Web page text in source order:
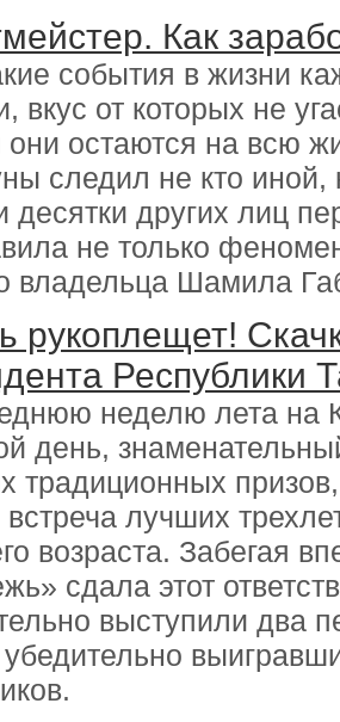
Как
события в жизни
вкус от которых не
они остаются на всю
следил не кто иной,
десятки других лиц
не только
владельца Шамила
рукоплещет!
Республики
неделю лета на
день,
традиционных
лучших
возраста. Забегая
сдала этот
выступили два